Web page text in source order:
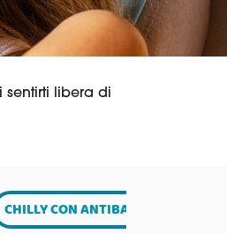
sentirti libera di
CHILLY CON ANTIBATTERICO